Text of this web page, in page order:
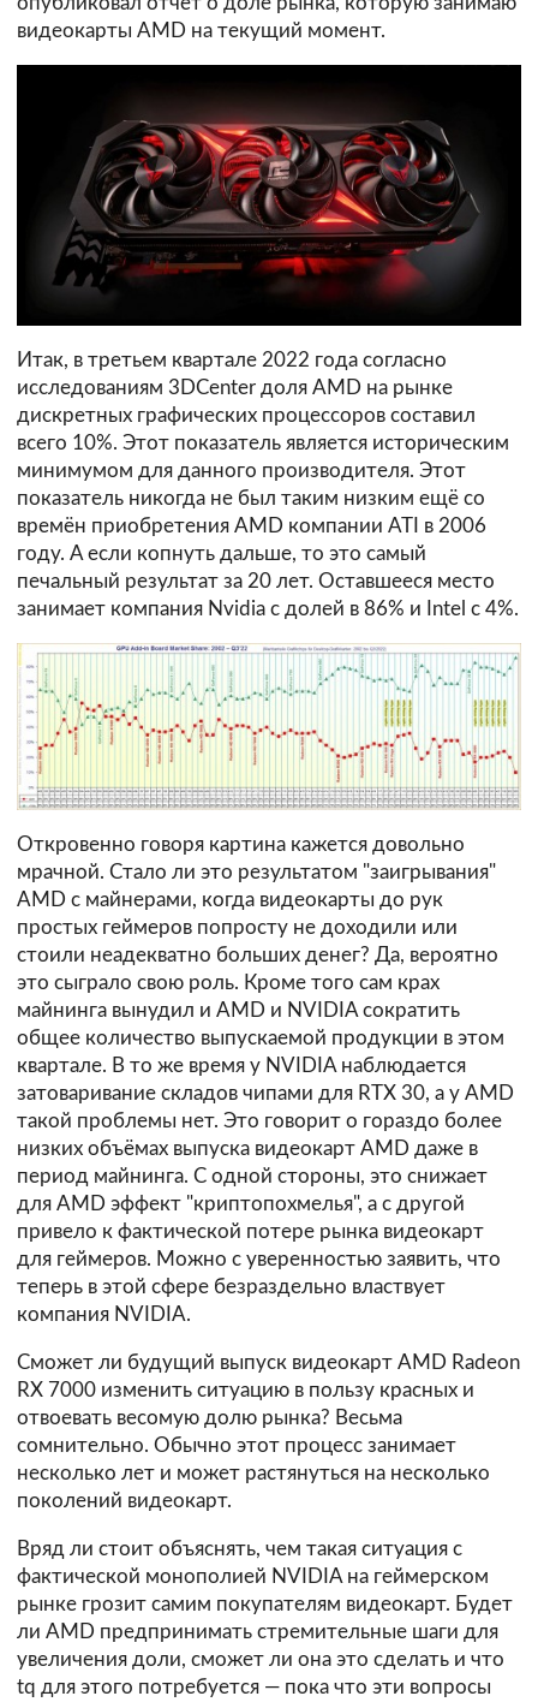
видеокарты AMD на текущий момент.
Итак, в третьем квартале 2022 года согласно
исследованиям 3DCenter доля AMD на рынке
дискретных графических процессоров составил
всего 10%. Этот показатель является историческим
минимумом для данного производителя. Этот
показатель никогда не был таким низким ещё со
времён приобретения AMD компании ATI в 2006
году. А если копнуть дальше, то это самый
печальный результат за 20 лет. Оставшееся место
занимает компания Nvidia с долей в 86% и Intel с 4%.
Откровенно говоря картина кажется довольно
мрачной. Стало ли это результатом "заигрывания"
AMD с майнерами, когда видеокарты до рук
простых геймеров попросту не доходили или
стоили неадекватно больших денег? Да, вероятно
это сыграло свою роль. Кроме того сам крах
майнинга вынудил и AMD и NVIDIA сократить
общее количество выпускаемой продукции в этом
квартале. В то же время у NVIDIA наблюдается
затоваривание складов чипами для RTX 30, а у AMD
такой проблемы нет. Это говорит о гораздо более
низких объёмах выпуска видеокарт AMD даже в
период майнинга. С одной стороны, это снижает
для AMD эффект "криптопохмелья", а с другой
привело к фактической потере рынка видеокарт
для геймеров. Можно с уверенностью заявить, что
теперь в этой сфере безраздельно властвует
компания NVIDIA.
Сможет ли будущий выпуск видеокарт AMD Radeon
RX 7000 изменить ситуацию в пользу красных и
отвоевать весомую долю рынка? Весьма
сомнительно. Обычно этот процесс занимает
несколько лет и может растянуться на несколько
поколений видеокарт.
Вряд ли стоит объяснять, чем такая ситуация с
фактической монополией NVIDIA на геймерском
рынке грозит самим покупателям видеокарт. Будет
ли AMD предпринимать стремительные шаги для
увеличения доли, сможет ли она это сделать и что
tq для этого потребуется — пока что эти вопросы